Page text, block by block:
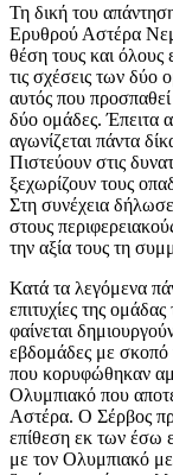
Τη δική του
Ερυθρού Αστέρα
θέση τους και όλους
τις σχέσεις των δύο
αυτός που
δύο ομάδες. Έπειτα
αγωνίζεται πάντα
Πιστεύουν στις
ξεχωρίζουν τους
Στη συνέχεια
στους
την αξία τους τη
Κατά τα λεγόμενα
επιτυχίες της
φαίνεται
εβδομάδες με
που κορυφώθηκαν
Ολυμπιακό που
Αστέρα. Ο Σέρβος
επίθεση εκ των έσω
με τον Ολυμπιακό